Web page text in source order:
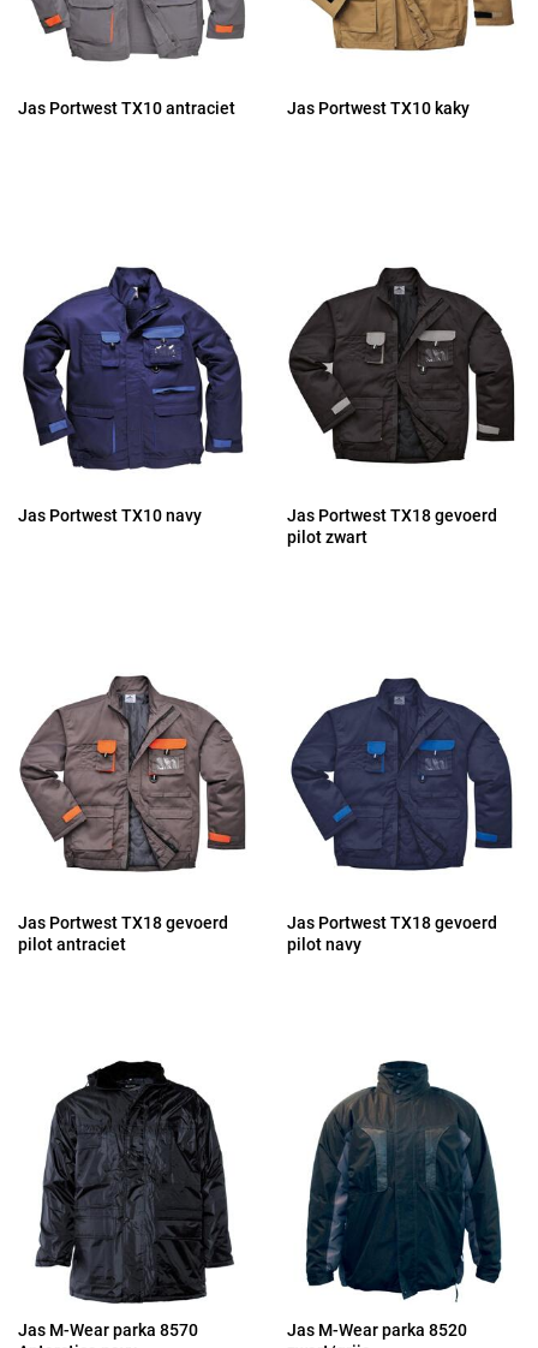
Jas Portwest TX10 antraciet Jas Portwest TX10 kaky
Jas Portwest TX10 navy
Jas Portwest TX18 gevoerd
pilot zwart
Jas Portwest TX18 gevoerd
pilot antraciet
Jas Portwest TX18 gevoerd
pilot navy
Jas M-Wear parka 8570
Jas M-Wear parka 8520